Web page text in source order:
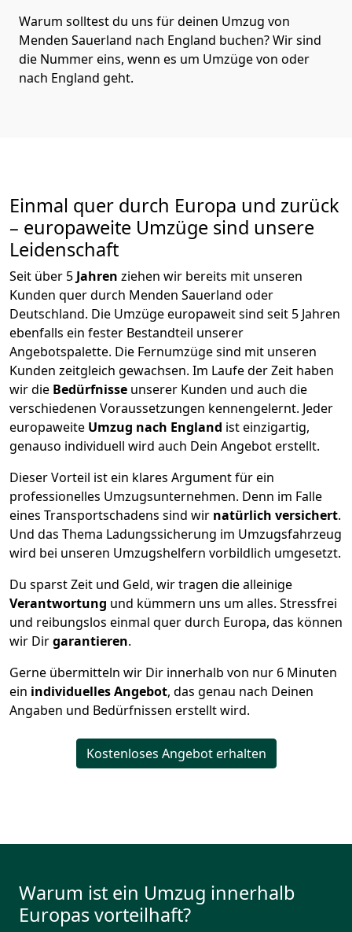
Warum solltest du uns für deinen Umzug von
Menden Sauerland nach England buchen? Wir sind
die Nummer eins, wenn es um Umzüge von oder
nach England geht.
Einmal quer durch Europa und zurück
– europaweite Umzüge sind unsere
Leidenschaft
Seit über 5 Jahren ziehen wir bereits mit unseren
Kunden quer durch Menden Sauerland oder
Deutschland. Die Umzüge europaweit sind seit 5 Jahren
ebenfalls ein fester Bestandteil unserer
Angebotspalette. Die Fernumzüge sind mit unseren
Kunden zeitgleich gewachsen. Im Laufe der Zeit haben
wir die Bedürfnisse unserer Kunden und auch die
verschiedenen Voraussetzungen kennengelernt. Jeder
europaweite Umzug nach England ist einzigartig,
genauso individuell wird auch Dein Angebot erstellt.
Dieser Vorteil ist ein klares Argument für ein
professionelles Umzugsunternehmen. Denn im Falle
eines Transportschadens sind wir natürlich versichert.
Und das Thema Ladungssicherung im Umzugsfahrzeug
wird bei unseren Umzugshelfern vorbildlich umgesetzt.
Du sparst Zeit und Geld, wir tragen die alleinige
Verantwortung und kümmern uns um alles. Stressfrei
und reibungslos einmal quer durch Europa, das können
wir Dirgarantieren.
Gerne übermitteln wir Dir innerhalb von nur 6 Minuten
ein individuelles Angebot, das genau nach Deinen
Angaben und Bedürfnissen erstellt wird.
Kostenloses Angebot erhalten
Warum ist ein Umzug innerhalb
Europas vorteilhaft?